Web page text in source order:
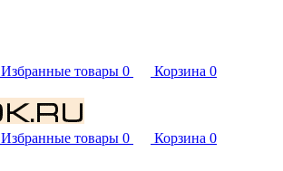
Избранные товары 0 Корзина 0
Избранные товары 0 Корзина 0